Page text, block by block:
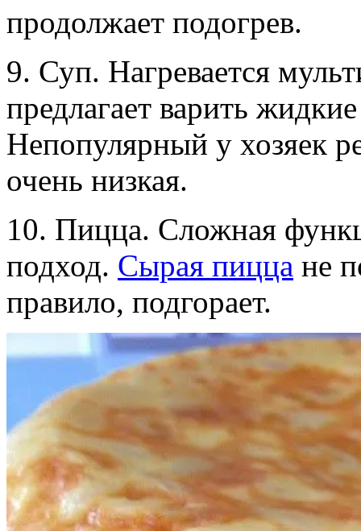
продолжает подогрев.
9. Суп. Нагревается
предлагает варить
Непопулярный у хозяек
очень низкая.
10. Пицца. Сложная
подход. Сырая пицца не
правило, подгорает.